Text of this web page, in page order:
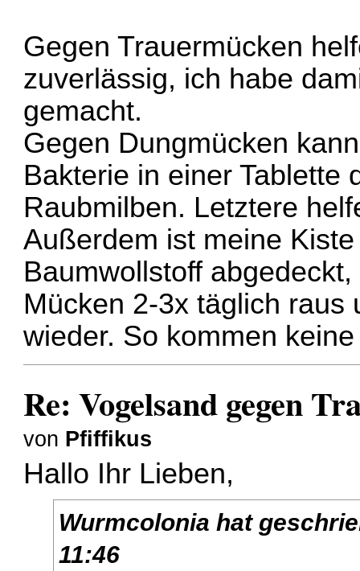
Gegen Trauermücken
zuverlässig, ich habe
gemacht.
Gegen Dungmücken
Bakterie in einer Tablette
Raubmilben. Letztere
Außerdem ist meine
Baumwollstoff
Mücken 2-3x täglich raus
wieder. So kommen
Re: Vogelsand gegen
von Pfiffikus
Hallo Ihr Lieben,
Wurmcolonia hat
11:46